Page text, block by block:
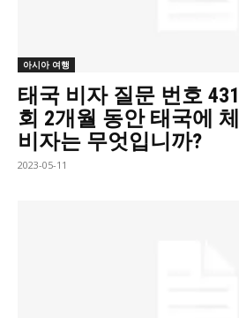
아시아 여행
태국 비자 질문 번호
회 2개월 동안 태국에
비자는 무엇입니까?
2023-05-11